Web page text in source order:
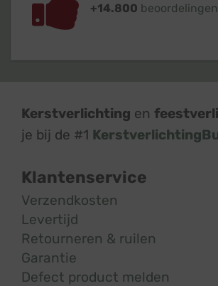
+14.800 beoordelingen
Kerstverlichting en
je bij de #1
Klantenservice
Verzendkosten
Levertijd
Retourneren & ruilen
Garantie
Defect product melden